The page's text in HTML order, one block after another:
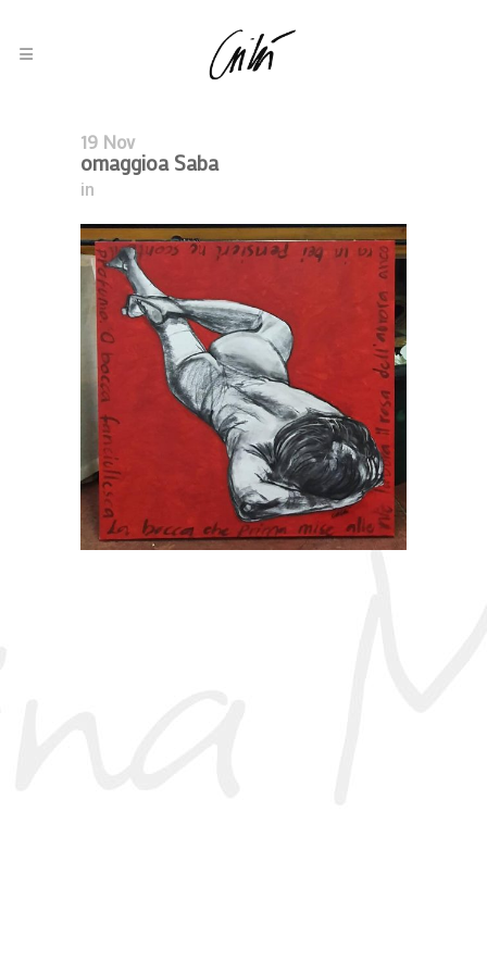
Elena Lucrezia Cornaro Piscopia
2022, In Evidenza, Olio Su Tela
19 Nov
omaggioa Saba
in